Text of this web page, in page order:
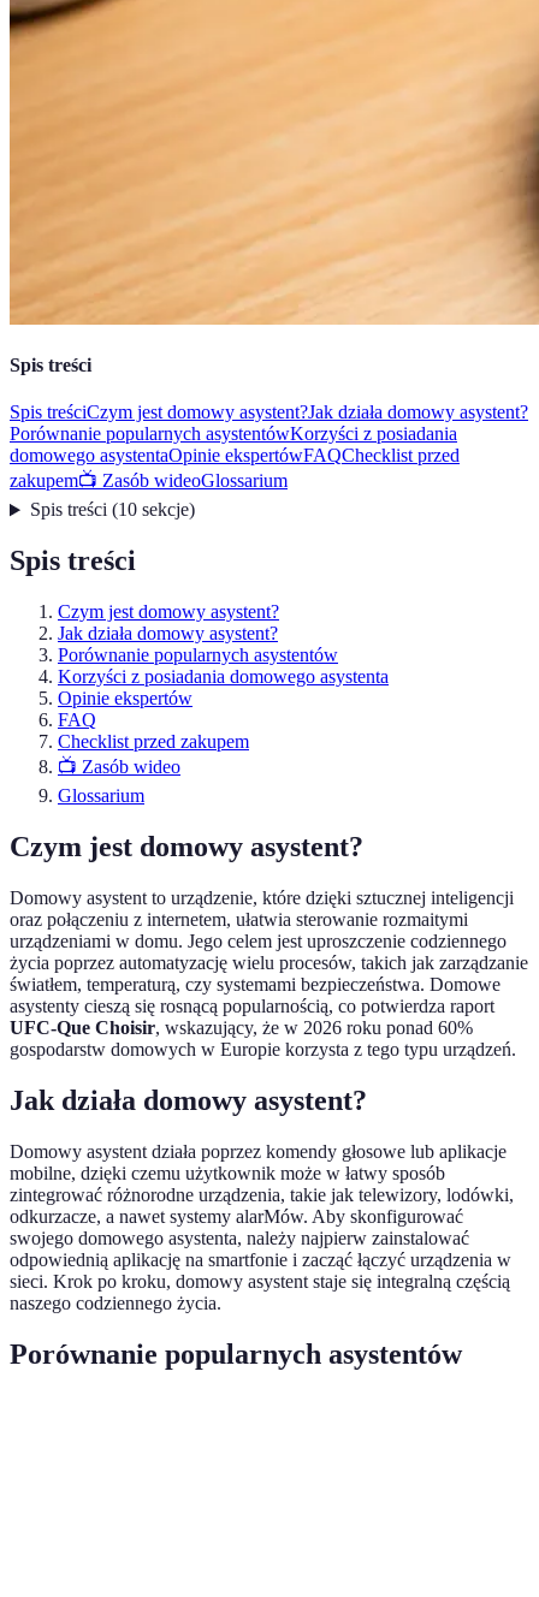
Spis treści
Spis treściCzym jest domowy asystent?Jak działa domowy asystent?
Porównanie popularnych asystentówKorzyści z posiadania
domowego asystentaOpinie ekspertówFAQChecklist przed
zakupem📺 Zasób wideoGlossarium
Spis treści(10 sekcje)
Spis treści
Czym jest domowy asystent?
Jak działa domowy asystent?
Porównanie popularnych asystentów
Korzyści z posiadania domowego asystenta
Opinie ekspertów
FAQ
Checklist przed zakupem
📺 Zasób wideo
Glossarium
Czym jest domowy asystent?
Domowy asystent to urządzenie, które dzięki sztucznej inteligencji
oraz połączeniu z internetem, ułatwia sterowanie rozmaitymi
urządzeniami w domu. Jego celem jest uproszczenie codziennego
życia poprzez automatyzację wielu procesów, takich jak zarządzanie
światłem, temperaturą, czy systemami bezpieczeństwa. Domowe
asystenty cieszą się rosnącą popularnością, co potwierdza raport
UFC-Que Choisir, wskazujący, że w 2026 roku ponad 60%
gospodarstw domowych w Europie korzysta z tego typu urządzeń.
Jak działa domowy asystent?
Domowy asystent działa poprzez komendy głosowe lub aplikacje
mobilne, dzięki czemu użytkownik może w łatwy sposób
zintegrować różnorodne urządzenia, takie jak telewizory, lodówki,
odkurzacze, a nawet systemy alarMów. Aby skonfigurować
swojego domowego asystenta, należy najpierw zainstalować
odpowiednią aplikację na smartfonie i zacząć łączyć urządzenia w
sieci. Krok po kroku, domowy asystent staje się integralną częścią
naszego codziennego życia.
Porównanie popularnych asystentów